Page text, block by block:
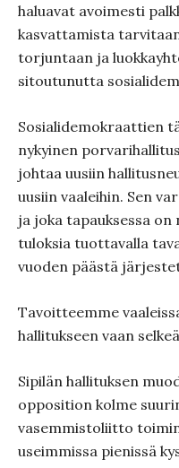
haluavat avoimesti
kasvattamista
torjuntaan ja
sitoutunutta
Sosialidemokraattien
nykyinen
johtaa uusiin
uusiin vaaleihin. Sen
ja joka tapauksessa
tuloksia tuottavalla
vuoden päästä
Tavoitteemme
hallitukseen vaan
Sipilän hallituksen
opposition kolme
vasemmistoliitto
useimmissa pienissä